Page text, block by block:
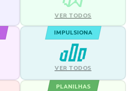
VER TODOS
IMPULSIONA
VER TODOS
PLANILHAS